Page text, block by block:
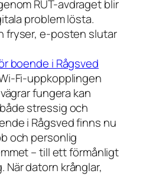
RUT-avdraget blir
problem lösta.
fryser, e-posten slutar
boende i Rågsved
Fi-uppkopplingen
fungera kan
stressig och
i Rågsved finns nu
och personlig
– till ett förmånligt
När datorn krånglar,